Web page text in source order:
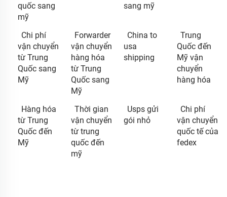
quốc sang
mỹ
sang mỹ
Chi phí
vận chuyển
từ Trung
Quốc sang
Mỹ
Forwarder
vận chuyển
hàng hóa
từ Trung
Quốc sang
Mỹ
China to
usa
shipping
Trung
Quốc đến
Mỹ vận
chuyển
hàng hóa
Hàng hóa
từ Trung
Quốc đến
Mỹ
Thời gian
vận chuyển
từ trung
quốc đến
mỹ
Usps gửi
gói nhỏ
Chi phí
vận chuyển
quốc tế của
fedex